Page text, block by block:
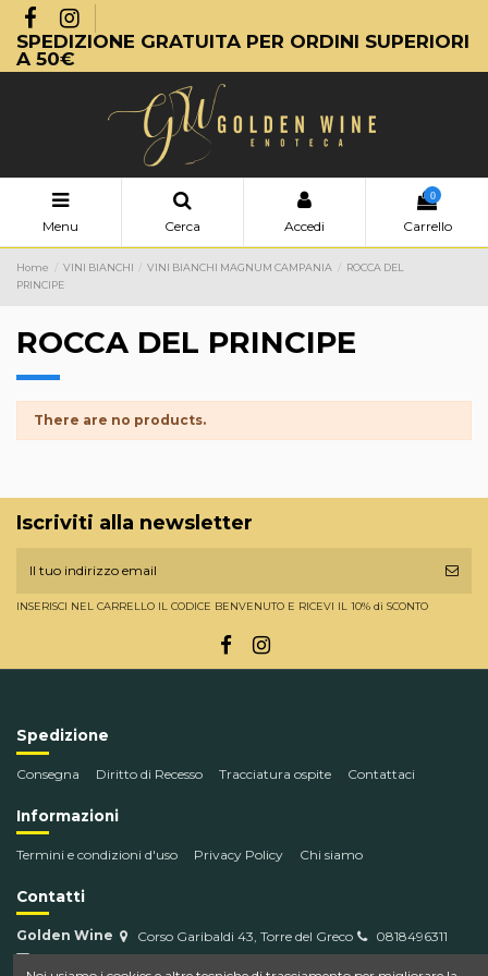
SPEDIZIONE GRATUITA PER ORDINI SUPERIORI
A 50€
Menu Cerca Accedi
0
Carrello
Home VINI BIANCHI VINI BIANCHI MAGNUM CAMPANIA
ROCCA DEL
PRINCIPE
ROCCA DEL PRINCIPE
There are no products.
Iscriviti alla newsletter
INSERISCI NEL CARRELLO IL CODICE BENVENUTO E RICEVI IL 10% di SCONTO
Spedizione
Consegna Diritto di Recesso Tracciatura ospite Contattaci
Informazioni
Termini e condizioni d'uso Privacy Policy Chi siamo
Contatti
Golden Wine Corso Garibaldi 43, Torre del Greco
0818496311
info@goldenwine.com